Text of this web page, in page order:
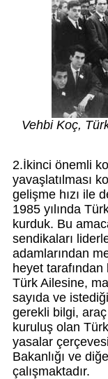
Vehbi Koç,
2.İkinci önemli
yavaşlatılması
gelişme hızı ile
1985 yılında
kurduk. Bu
sendikaları
adamlarından
heyet
Türk Ailesine,
sayıda ve
gerekli bilgi,
kuruluş olan
yasalar
Bakanlığı ve
çalışmaktadır.